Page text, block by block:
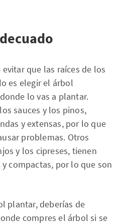
que las raíces de los
es elegir el árbol
lo vas a plantar.
sauces y los pinos,
y extensas, por lo que
problemas. Otros
y los cipreses, tienen
compactas, por lo que son
plantar, deberías de
compres el árbol si se